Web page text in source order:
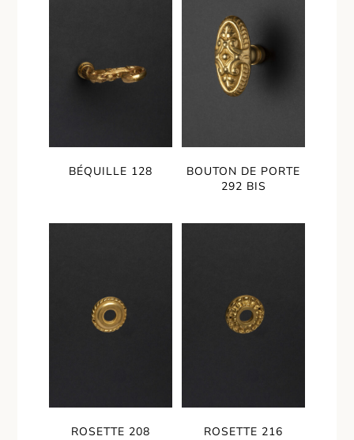
BÉQUILLE 128
BOUTON DE PORTE
292 BIS
ROSETTE 208 ROSETTE 216